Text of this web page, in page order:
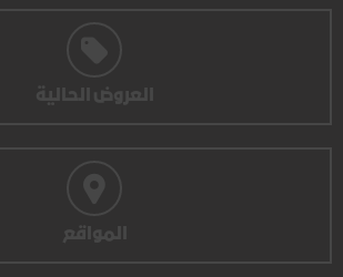
العروض الحالية
المواقع